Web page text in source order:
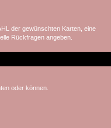
der gewünschten Karten, eine
Rückfragen angeben.
oder können.